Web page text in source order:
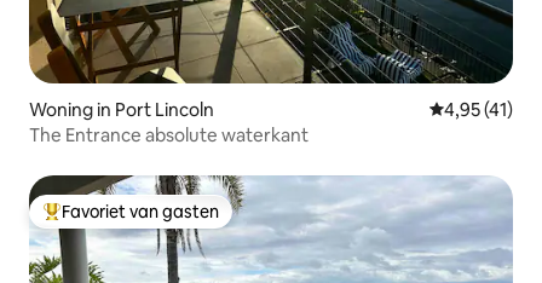
Woning in Port Lincoln Gemiddelde
4,95 (41)
The Entrance absolute waterkant
Topfavoriet van gasten
Favoriet van gasten